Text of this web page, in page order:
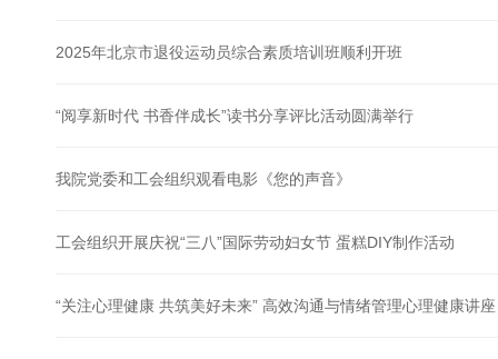
2025年北京市退役运动员综合素质培训班顺利开班
“阅享新时代 书香伴成长”读书分享评比活动圆满举行
我院党委和工会组织观看电影《您的声音》
工会组织开展庆祝“三八”国际劳动妇女节 蛋糕DIY制作活动
“关注心理健康 共筑美好未来” 高效沟通与情绪管理心理健康讲座